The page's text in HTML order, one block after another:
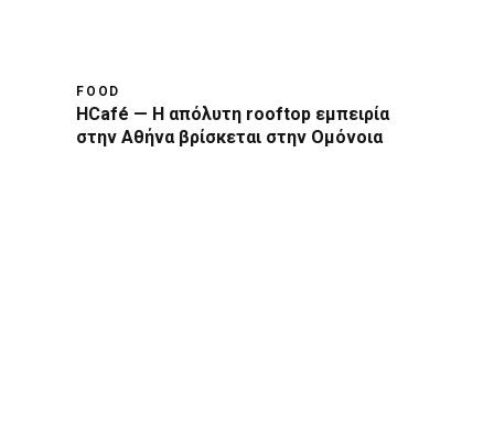
FOOD
HCafé — Η απόλυτη rooftop εμπειρία
στην Αθήνα βρίσκεται στην Ομόνοια